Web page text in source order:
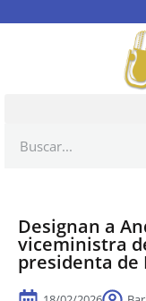
Designan a
viceministra
presidenta de